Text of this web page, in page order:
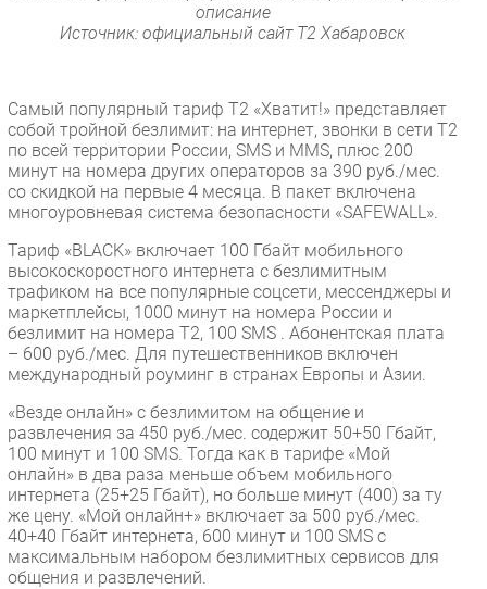
описание
Источник: официальный сайт Т2 Хабаровск
Самый популярный тариф Т2 «Хватит!» представляет
собой тройной безлимит: на интернет, звонки в сети Т2
по всей территории России, SMS и MMS, плюс 200
минут на номера других операторов за 390 руб./мес.
со скидкой на первые 4 месяца. В пакет включена
многоуровневая система безопасности «SAFEWALL».
Тариф «BLACK» включает 100 Гбайт мобильного
высокоскоростного интернета с безлимитным
трафиком на все популярные соцсети, мессенджеры и
маркетплейсы, 1000 минут на номера России и
безлимит на номера Т2, 100 SMS . Абонентская плата
– 600 руб./мес. Для путешественников включен
международный роуминг в странах Европы и Азии.
«Везде онлайн» с безлимитом на общение и
развлечения за 450 руб./мес. содержит 50+50 Гбайт,
100 минут и 100 SMS. Тогда как в тарифе «Мой
онлайн» в два раза меньше объем мобильного
интернета (25+25 Гбайт), но больше минут (400) за ту
же цену. «Мой онлайн+» включает за 500 руб./мес.
40+40 Гбайт интернета, 600 минут и 100 SMS с
максимальным набором безлимитных сервисов для
общения и развлечений.